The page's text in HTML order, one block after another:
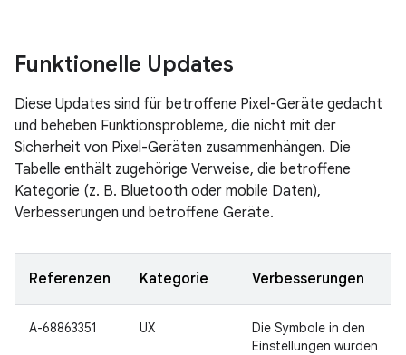
Funktionelle Updates
Diese Updates sind für betroffene Pixel-Geräte gedacht
und beheben Funktionsprobleme, die nicht mit der
Sicherheit von Pixel-Geräten zusammenhängen. Die
Tabelle enthält zugehörige Verweise, die betroffene
Kategorie (z. B. Bluetooth oder mobile Daten),
Verbesserungen und betroffene Geräte.
Referenzen Kategorie Verbesserungen
A-68863351 UX
Die Symbole in den
Einstellungen wurden